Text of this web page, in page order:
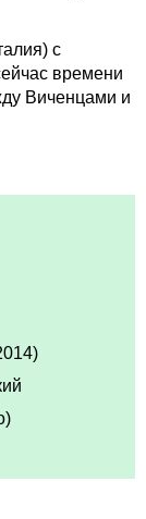
с
времени
Виченцами и